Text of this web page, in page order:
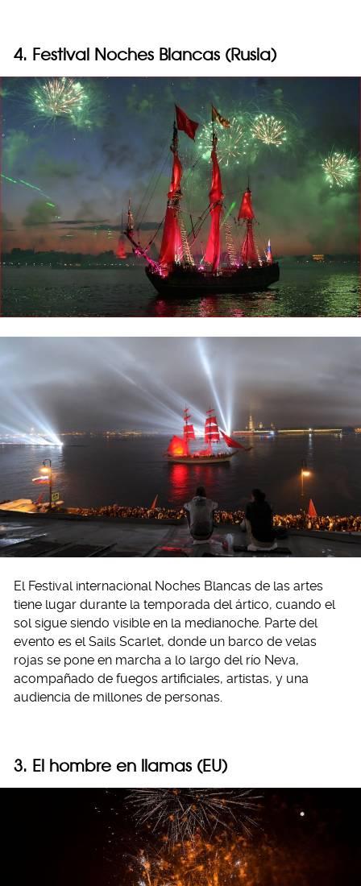
4. Festival Noches Blancas (Rusia)
El Festival internacional Noches Blancas de las artes
tiene lugar durante la temporada del ártico, cuando el
sol sigue siendo visible en la medianoche. Parte del
evento es el Sails Scarlet, donde un barco de velas
rojas se pone en marcha a lo largo del río Neva,
acompañado de fuegos artificiales, artistas, y una
audiencia de millones de personas.
3. El hombre en llamas (EU)